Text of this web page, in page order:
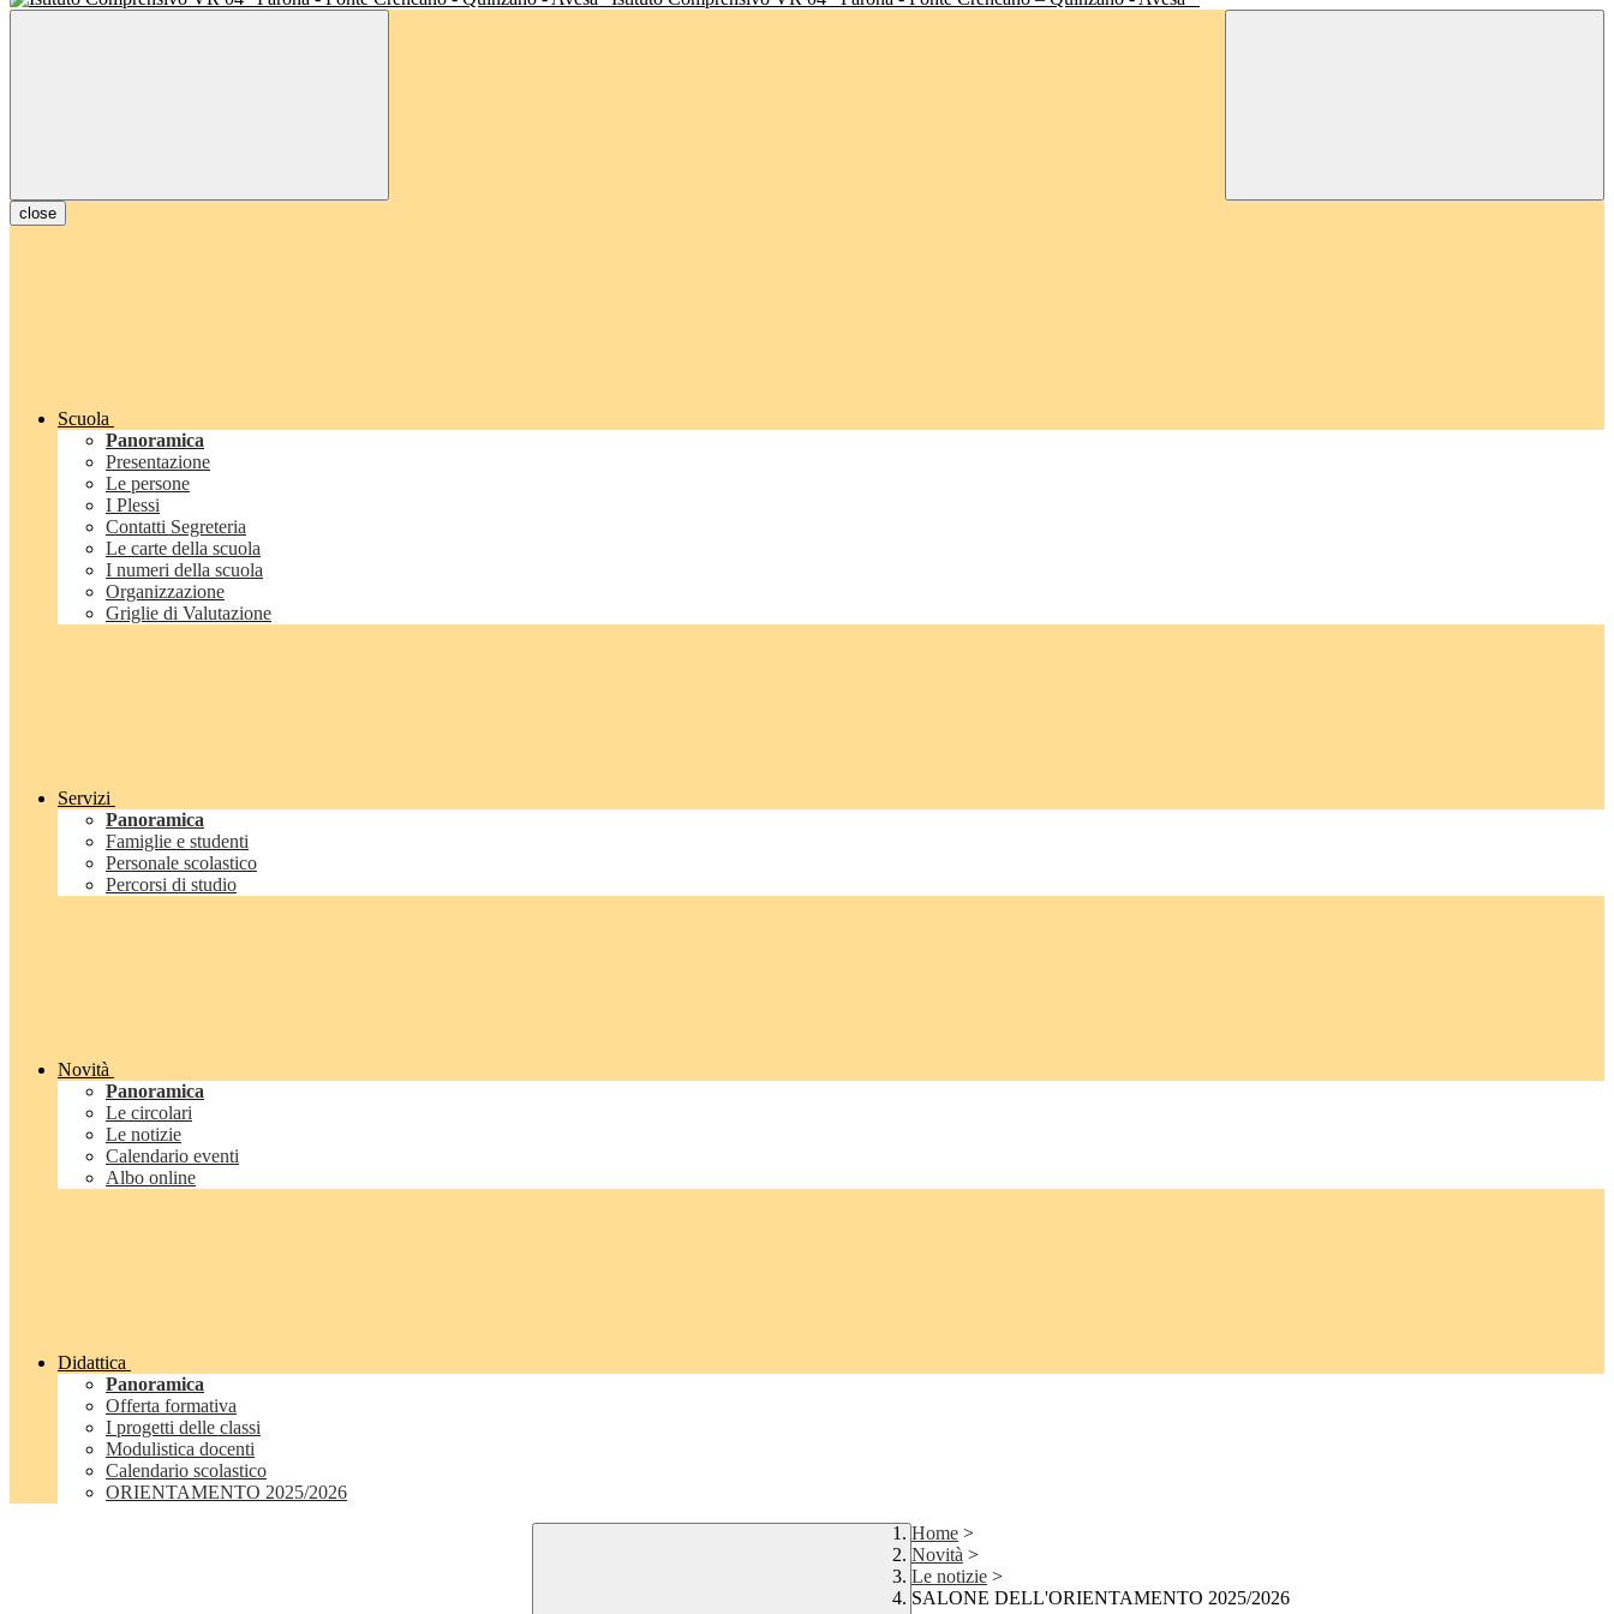
close
Scuola
Panoramica
Presentazione
Le persone
I Plessi
Contatti Segreteria
Le carte della scuola
I numeri della scuola
Organizzazione
Griglie di Valutazione
Servizi
Panoramica
Famiglie e studenti
Personale scolastico
Percorsi di studio
Novità
Panoramica
Le circolari
Le notizie
Calendario eventi
Albo online
Didattica
Panoramica
Offerta formativa
I progetti delle classi
Modulistica docenti
Calendario scolastico
ORIENTAMENTO 2025/2026
Home >
Novità >
Le notizie >
SALONE DELL'ORIENTAMENTO 2025/2026